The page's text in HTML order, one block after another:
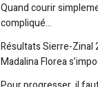
Quand courir
compliqué…
Résultats Sierre-Zinal
Madalina Florea